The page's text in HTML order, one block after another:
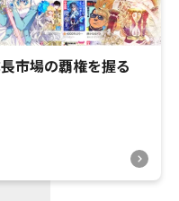
市場の覇権を握る